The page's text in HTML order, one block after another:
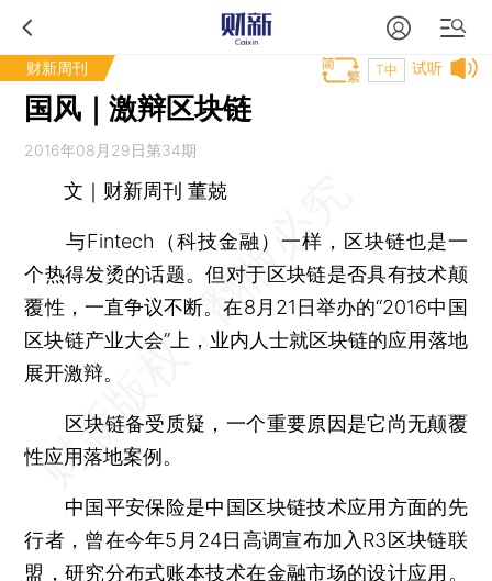
财新周刊 试听
T中
国风｜激辩区块链
2016年08月29日第34期
文｜财新周刊 董兢
与Fintech（科技金融）一样，区块链也是一
个热得发烫的话题。但对于区块链是否具有技术颠
覆性，一直争议不断。在8月21日举办的“2016中国
区块链产业大会”上，业内人士就区块链的应用落地
展开激辩。
区块链备受质疑，一个重要原因是它尚无颠覆
性应用落地案例。
中国平安保险是中国区块链技术应用方面的先
行者，曾在今年5月24日高调宣布加入R3区块链联
盟，研究分布式账本技术在金融市场的设计应用。